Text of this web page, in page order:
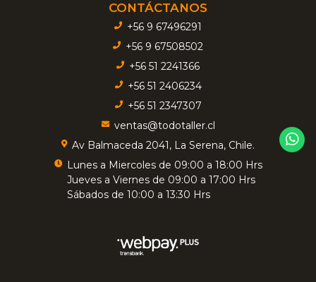
CONTÁCTANOS
+56 9 67496291
+56 9 67508502
+56 51 2241366
+56 51 2406234
+56 51 2347307
ventas@todotaller.cl
Av Balmaceda 2041, La Serena, Chile.
Lunes a Miercoles de 09:00 a 18:00 Hrs
Jueves a Viernes de 09:00 a 17:00 Hrs
Sábados de 10:00 a 13:30 Hrs